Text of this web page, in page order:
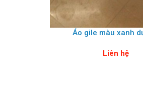
Áo gile màu xanh
Liên hệ